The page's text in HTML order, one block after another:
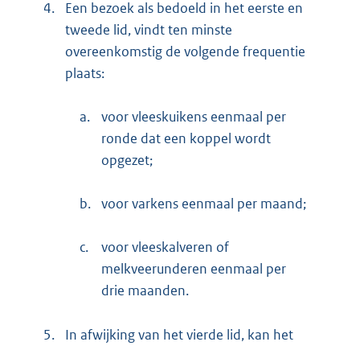
4.
Een bezoek als bedoeld in het eerste en
tweede lid, vindt ten minste
overeenkomstig de volgende frequentie
plaats:
a.
voor vleeskuikens eenmaal per
ronde dat een koppel wordt
opgezet;
b. voor varkens eenmaal per maand;
c.
voor vleeskalveren of
melkveerunderen eenmaal per
drie maanden.
5.
In afwijking van het vierde lid, kan het